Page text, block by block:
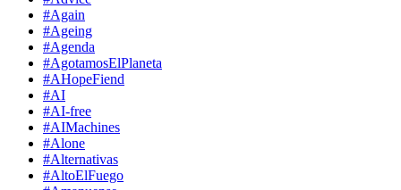
#Again
#Ageing
#Agenda
#AgotamosElPlaneta
#AHopeFiend
#AI
#AI-free
#AIMachines
#Alone
#Alternativas
#AltoElFuego